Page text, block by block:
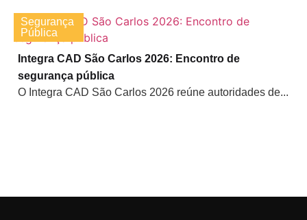
Segurança
Pública
Integra CAD São Carlos 2026: Encontro de
segurança pública
O Integra CAD São Carlos 2026 reúne autoridades de...